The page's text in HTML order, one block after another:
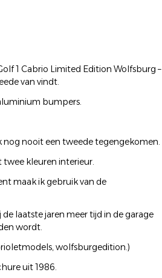
1 Cabrio Limited Edition Wolfsburg –
van vindt.
bumpers.
nog nooit een tweede tegengekomen.
kleuren interieur.
maak ik gebruik van de
laatste jaren meer tijd in de garage
wordt.
wolfsburgedition.)
uit 1986.